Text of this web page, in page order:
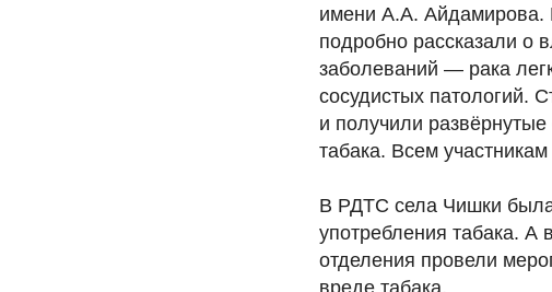
имени А.А. Айдамирова.
подробно рассказали о
заболеваний — рака
сосудистых патологий.
и получили
табака. Всем
В РДТС села Чишки
употребления табака. А
отделения провели